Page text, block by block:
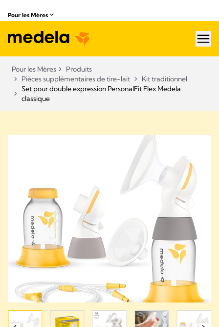
Pour les Mères
Pour les Mères
Produits
Pièces supplémentaires de tire-lait
Kit traditionnel
Set pour double expression PersonalFit Flex Medela
classique